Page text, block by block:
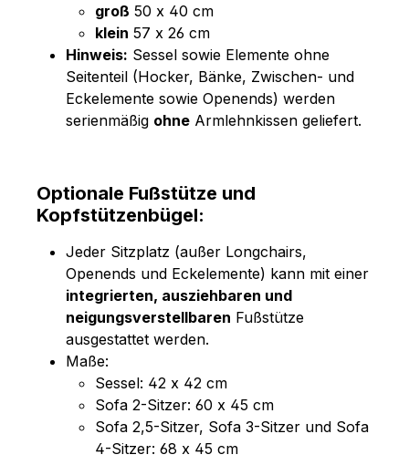
groß 50 x 40 cm
klein 57 x 26 cm
Hinweis: Sessel sowie Elemente ohne
Seitenteil (Hocker, Bänke, Zwischen- und
Eckelemente sowie Openends) werden
serienmäßig ohne Armlehnkissen geliefert.
Optionale Fußstütze und
Kopfstützenbügel:
Jeder Sitzplatz (außer Longchairs,
Openends und Eckelemente) kann mit einer
integrierten, ausziehbaren und
neigungsverstellbaren Fußstütze
ausgestattet werden.
Maße:
Sessel: 42 x 42 cm
Sofa 2-Sitzer: 60 x 45 cm
Sofa 2,5-Sitzer, Sofa 3-Sitzer und Sofa
4-Sitzer: 68 x 45 cm